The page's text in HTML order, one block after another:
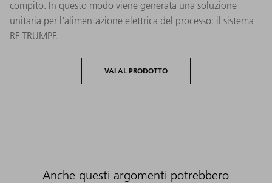
compito. In questo modo viene generata una soluzione
unitaria per l'alimentazione elettrica del processo: il sistema
RF TRUMPF.
VAI AL PRODOTTO
Anche questi argomenti potrebbero